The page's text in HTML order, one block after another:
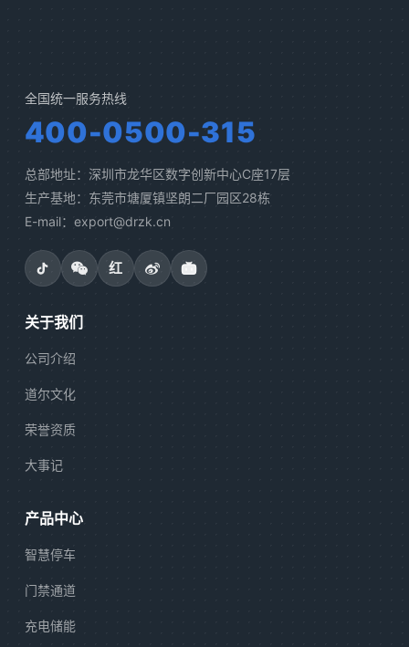
全国统一服务热线
400-0500-315
总部地址：深圳市龙华区数字创新中心C座17层
生产基地：东莞市塘厦镇坚朗二厂园区28栋
E-mail：export@drzk.cn
红
关于我们
公司介绍
道尔文化
荣誉资质
大事记
产品中心
智慧停车
门禁通道
充电储能